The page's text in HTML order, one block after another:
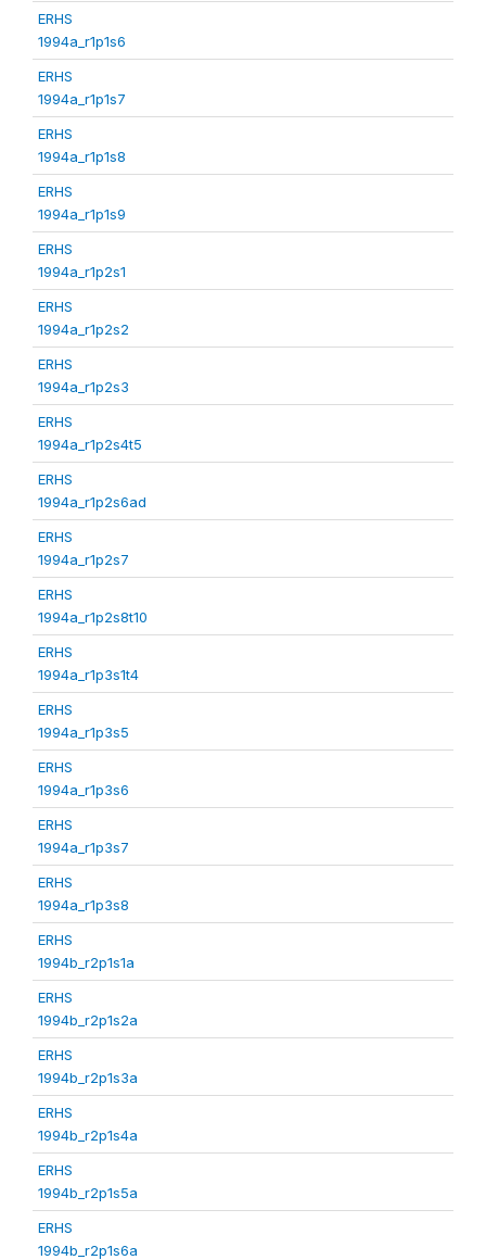
ERHS
1994a_r1p1s6
ERHS
1994a_r1p1s7
ERHS
1994a_r1p1s8
ERHS
1994a_r1p1s9
ERHS
1994a_r1p2s1
ERHS
1994a_r1p2s2
ERHS
1994a_r1p2s3
ERHS
1994a_r1p2s4t5
ERHS
1994a_r1p2s6ad
ERHS
1994a_r1p2s7
ERHS
1994a_r1p2s8t10
ERHS
1994a_r1p3s1t4
ERHS
1994a_r1p3s5
ERHS
1994a_r1p3s6
ERHS
1994a_r1p3s7
ERHS
1994a_r1p3s8
ERHS
1994b_r2p1s1a
ERHS
1994b_r2p1s2a
ERHS
1994b_r2p1s3a
ERHS
1994b_r2p1s4a
ERHS
1994b_r2p1s5a
ERHS
1994b_r2p1s6a